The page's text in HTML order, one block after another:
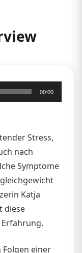
00:00
Stress,
nach
Symptome
Katja
diese
Folgen einer